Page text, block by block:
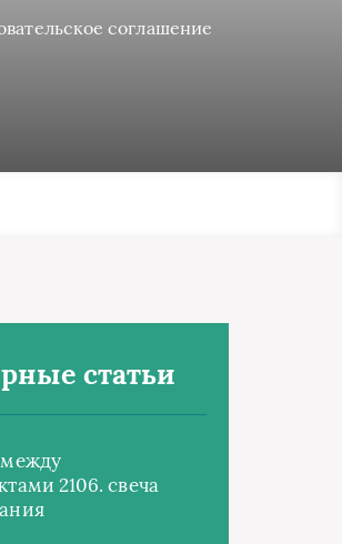
соглашение
статьи
между
2106. свеча